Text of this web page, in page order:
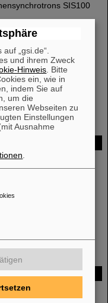
SIS100
„gsi.de“.
und ihrem Zweck
Hinweis . Bitte
ein, wie in
indem Sie auf
um die
Webseiten zu
Einstellungen
Ausnahme